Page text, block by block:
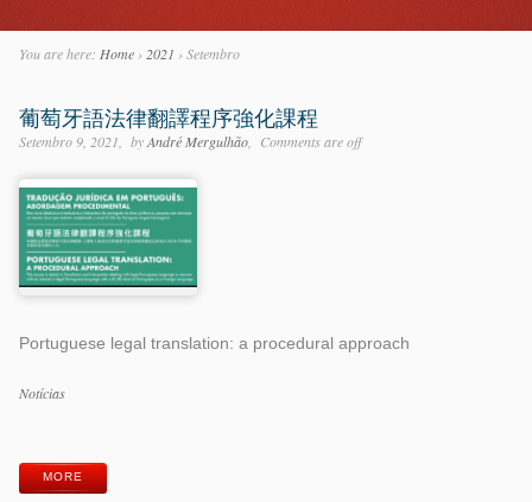
You are here: Home› 2021 › Setembro
葡萄牙語法律翻譯程序強化課程
Setembro 9, 2021 byAndré Mergulhão Comments are off
Portuguese legal translation: a procedural approach
Categorias
Notícias
MORE